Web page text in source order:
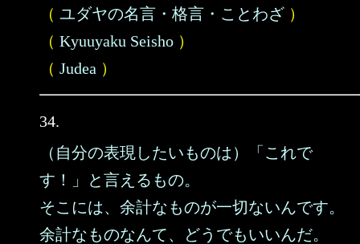
（ ユダヤの名言・格言・ことわざ ）
（ Kyuuyaku Seisho ）
（ Judea ）
34.
（自分の表現したいものは）「これで
す！」と言えるもの。
そこには、余計なものが一切ないんです。
余計なものなんて、どうでもいいんだ。